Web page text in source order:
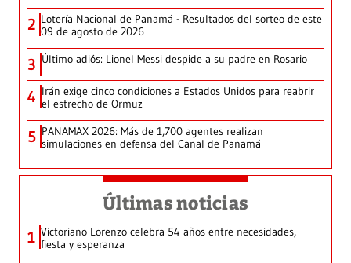
2 Lotería Nacional de Panamá - Resultados del sorteo de este
09 de agosto de 2026
3 Último adiós: Lionel Messi despide a su padre en Rosario
4 Irán exige cinco condiciones a Estados Unidos para reabrir
el estrecho de Ormuz
5 PANAMAX 2026: Más de 1,700 agentes realizan
simulaciones en defensa del Canal de Panamá
Últimas noticias
1 Victoriano Lorenzo celebra 54 años entre necesidades,
fiesta y esperanza